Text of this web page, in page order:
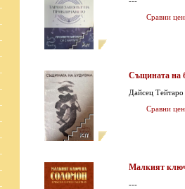
Сравни
Същината на
Дайсец Тейтаро
Сравни
Малкият
---